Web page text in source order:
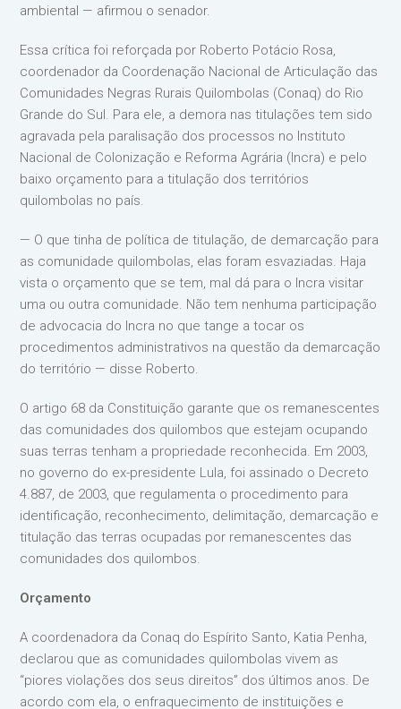
ambiental — afirmou o senador.
Essa crítica foi reforçada por Roberto Potácio Rosa,
coordenador da Coordenação Nacional de Articulação das
Comunidades Negras Rurais Quilombolas (Conaq) do Rio
Grande do Sul. Para ele, a demora nas titulações tem sido
agravada pela paralisação dos processos no Instituto
Nacional de Colonização e Reforma Agrária (Incra) e pelo
baixo orçamento para a titulação dos territórios
quilombolas no país.
— O que tinha de política de titulação, de demarcação para
as comunidade quilombolas, elas foram esvaziadas. Haja
vista o orçamento que se tem, mal dá para o Incra visitar
uma ou outra comunidade. Não tem nenhuma participação
de advocacia do Incra no que tange a tocar os
procedimentos administrativos na questão da demarcação
do território — disse Roberto.
O artigo 68 da Constituição garante que os remanescentes
das comunidades dos quilombos que estejam ocupando
suas terras tenham a propriedade reconhecida. Em 2003,
no governo do ex-presidente Lula, foi assinado o Decreto
4.887, de 2003, que regulamenta o procedimento para
identificação, reconhecimento, delimitação, demarcação e
titulação das terras ocupadas por remanescentes das
comunidades dos quilombos.
Orçamento
A coordenadora da Conaq do Espírito Santo, Katia Penha,
declarou que as comunidades quilombolas vivem as
“piores violações dos seus direitos” dos últimos anos. De
acordo com ela, o enfraquecimento de instituições e